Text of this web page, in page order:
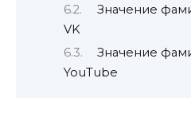
Значение
VK
Значение
YouTube